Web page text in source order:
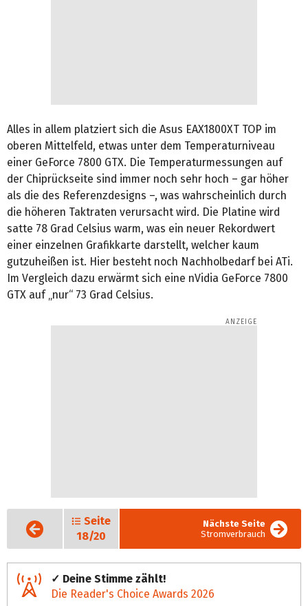
Alles in allem platziert sich die Asus EAX1800XT TOP im
oberen Mittelfeld, etwas unter dem Temperaturniveau
einer GeForce 7800 GTX. Die Temperaturmessungen auf
der Chiprückseite sind immer noch sehr hoch – gar höher
als die des Referenzdesigns –, was wahrscheinlich durch
die höheren Taktraten verursacht wird. Die Platine wird
satte 78 Grad Celsius warm, was ein neuer Rekordwert
einer einzelnen Grafikkarte darstellt, welcher kaum
gutzuheißen ist. Hier besteht noch Nachholbedarf bei ATi.
Im Vergleich dazu erwärmt sich eine nVidia GeForce 7800
GTX auf „nur“ 73 Grad Celsius.
Vorige
Seite
Seite
18/20
Nächste Seite
Stromverbrauch
✓ Deine Stimme zählt!
Die Reader's Choice Awards 2026